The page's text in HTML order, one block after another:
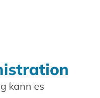
kann es